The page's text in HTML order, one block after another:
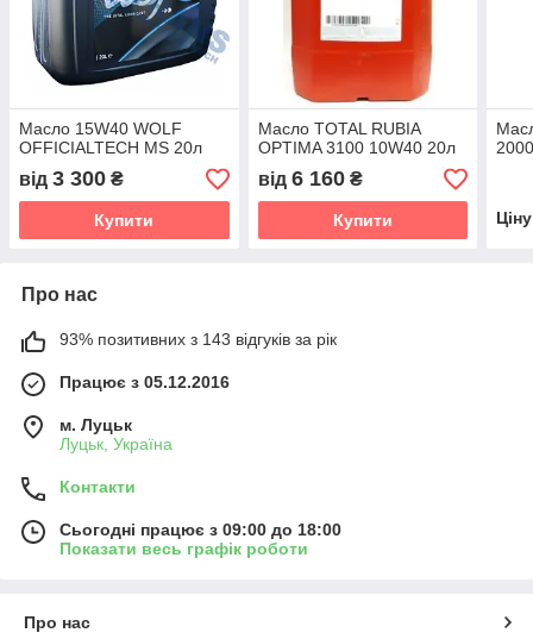
Масло 15W40 WOLF
OFFICIALTECH MS 20л
від 3 300 ₴
Купити
Масло TOTAL RUBIA
OPTIMA 3100 10W40 20л
від 6 160₴
Купити
Про нас
93% позитивних з 143 відгуків за рік
Працює з 05.12.2016
м. Луцьк
Луцьк, Україна
Контакти
Сьогодні працює з 09:00 до 18:00
Показати весь графік роботи
Про нас